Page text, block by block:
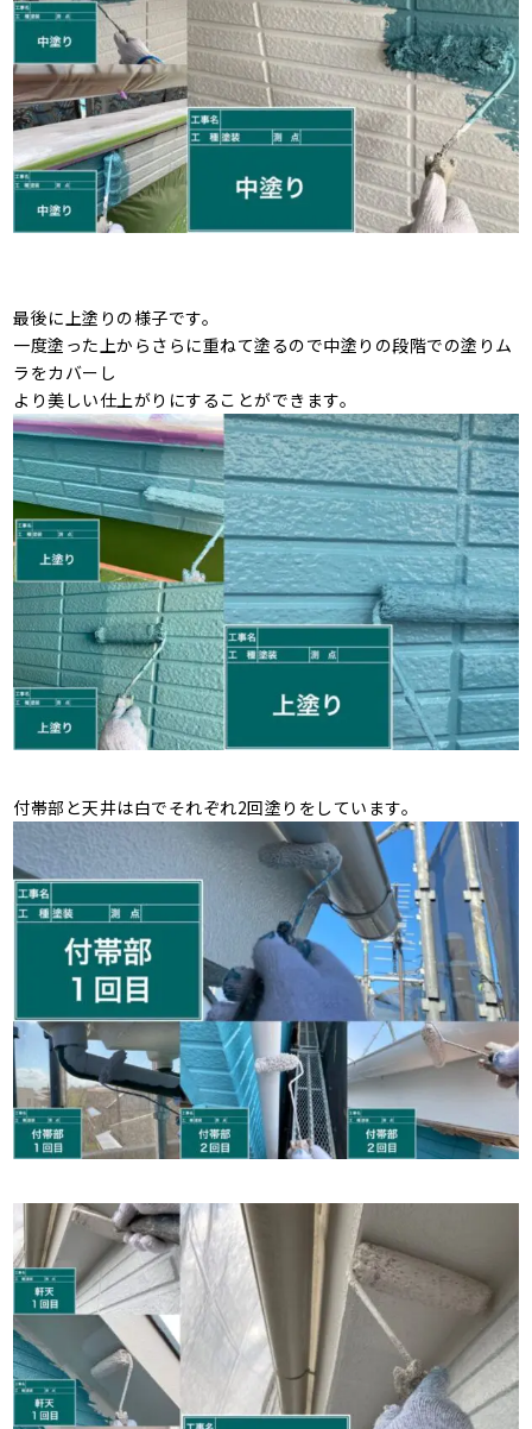
最後に上塗りの様子です。
一度塗った上からさらに重ねて塗るので中塗りの段階での塗りム
ラをカバーし
より美しい仕上がりにすることができます。
付帯部と天井は白でそれぞれ2回塗りをしています。